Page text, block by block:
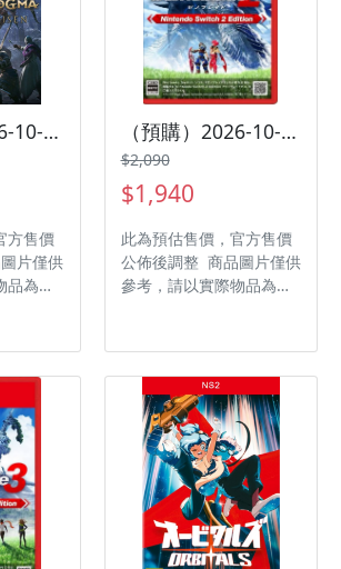
（預購）2026-10-09 NS2 龍族教義 2：黑暗再臨 中文版
方售價
片僅供
品為主
2
險 遊玩
級：
：
（預購）2026-10-01 NS2 異度神劍 2 Nintendo Switch 2 Edition 中文版
$2,090
$1,940
此為預估售價，官方售價
公佈後調整 商品圖片僅供
參考，請以實際物品為主
台：Nintendo Switch 2
遊戲類型：角色扮演 遊玩
人數： 1 人 作品分級：
輔 15 級 製作廠商：
Monolith Soft 發行廠
商：Nintendo